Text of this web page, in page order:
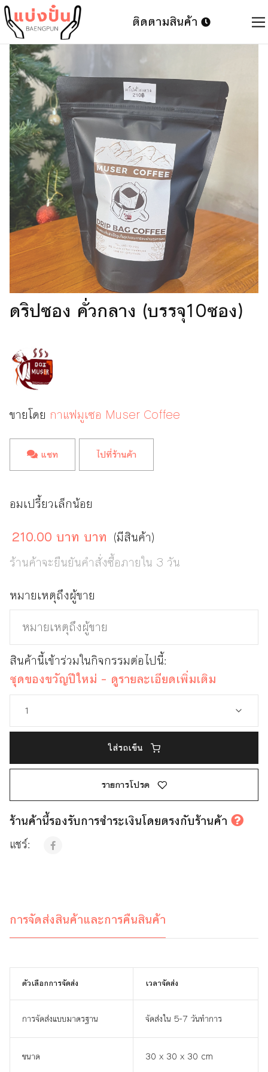
ติดตามสินค้า
ดริปซอง คั่วกลาง (บรรจุ10ซอง)
ขายโดย กาแฟมูเซอ Muser Coffee
แชท ไปที่ร้านค้า
อมเปรี้ยวเล็กน้อย
210.00 บาท บาท (มีสินค้า)
ร้านค้าจะยืนยันคำสั่งซื้อภายใน 3 วัน
หมายเหตุถึงผู้ขาย
สินค้านี้เข้าร่วมในกิจกรรมต่อไปนี้:
ชุดของขวัญปีใหม่ - ดูรายละเอียดเพิ่มเติม
ใส่รถเข็น
รายการโปรด
ร้านค้านี้รองรับการชำระเงินโดยตรงกับร้านค้า
แชร์:
การจัดส่งสินค้าและการคืนสินค้า
ตัวเลือกการจัดส่ง เวลาจัดส่ง
การจัดส่งแบบมาตรฐาน จัดส่งใน 5-7 วันทำการ
ขนาด 30 x 30 x 30 cm